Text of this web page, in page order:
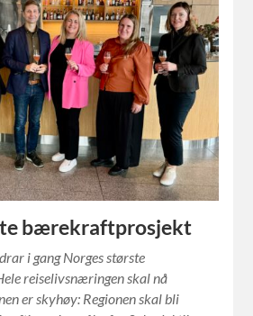
bærekraftprosjekt
i gang Norges største
reiselivsnæringen skal nå
er skyhøy: Regionen skal bli